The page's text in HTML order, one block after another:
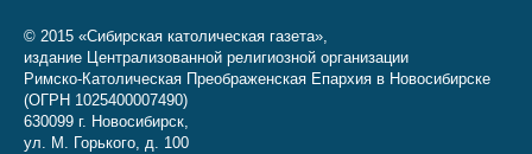
© 2015 «Сибирская католическая газета»,
издание Централизованной религиозной организации
Римско-Католическая Преображенская Епархия в Новосибирске
(ОГРН 1025400007490)
630099 г. Новосибирск,
ул. М. Горького, д. 100